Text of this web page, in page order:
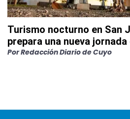
Turismo nocturno en San
prepara una nueva
PorRedacción Diario de Cuyo